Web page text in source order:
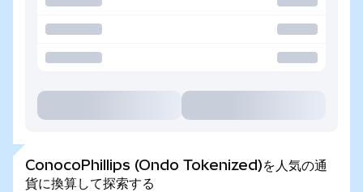
ConocoPhillips (Ondo Tokenized)を人気の通
貨に換算して探索する